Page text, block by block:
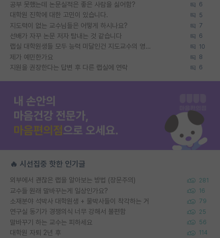
공부 못했는데 논문실적은 좋은 사람을 싫어함? 6
대학원 진학에 대한 고민이 있습니다. 5
지도력이 없는 교수님들은 어떻게 하시나요? 7
선배가 자꾸 논문 저자 탐내는 것 같습니다 6
랩실 대학원생들 모두 능력 미달인건 지도교수의 영향 아닌가? 10
제가 예민한가요 8
지원을 권장한다는 답변 후 다른 랩실에 연락 6
🔥 시선집중 핫한 인기글
외부에서 괜찮은 랩을 알아보는 방법 (장문주의) 281
교수들 원래 말바꾸는게 일상인가요? 16
소재분야 석박사 대학원생 + 물박사들이 착각하는 거 79
연구실 동기가 경쟁의식 너무 강해서 불편함 25
말바꾸기 하는 교수는 피하세요 56
대학원 자퇴 2년 후 114